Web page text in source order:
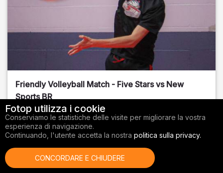
Friendly Volleyball Match - Five Stars vs New
Sports BR
Orange County, FL
01/14/2026
Fotop utilizza i cookie
Conserviamo le statistiche delle visite per migliorare la vostra
esperienza di navigazione.
Continuando, l'utente accetta la nostra politica sulla privacy.
CONCORDARE E CHIUDERE